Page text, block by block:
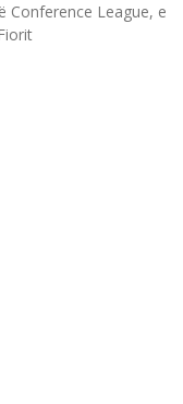
Conference League, e